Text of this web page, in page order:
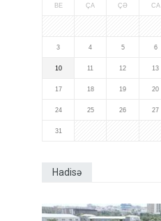
BE ÇA ÇƏ CA
3 4 5 6
10 11 12 13
17 18 19 20
24 25 26 27
31
Hadisə